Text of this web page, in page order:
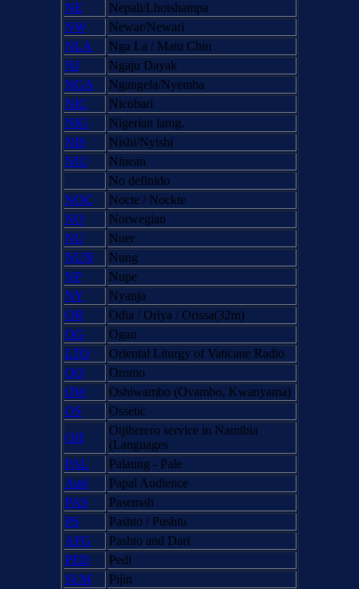
NE
Nepali/Lhotshampa
NW
Newar/Newari
NLA
Nga La / Matu Chin
NJ
Ngaju Dayak
NGA
Ngangela/Nyemba
NIC
Nicobari
NIG
Nigerian lamg.
NIS
Nishi/Nyishi
NIU
Niuean
No definido
NOC
Nocte / Nockte
NO
Norwegian
NU
Nuer
NUN
Nung
NP
Nupe
NY
Nyanja
OR
Odia / Oriya / Orissa(32m)
OG
Ogan
LTO
Oriental Liturgy of Vaticane Radio
OO
Oromo
OW
Oshiwambo (Ovambo, Kwanyama)
OS
Ossetic
OH
Otjiherero service in Namibia
(Languages
PAL
Palaung - Pale
Aud
Papal Audience
PAS
Pasemah
PS
Pashto / Pushtu
AFG
Pashto and Dari
PED
Pedi
SLM
Pijin